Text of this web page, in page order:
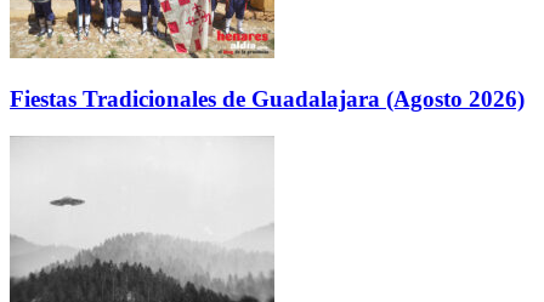
Fiestas Tradicionales de Guadalajara (Agosto 2026)